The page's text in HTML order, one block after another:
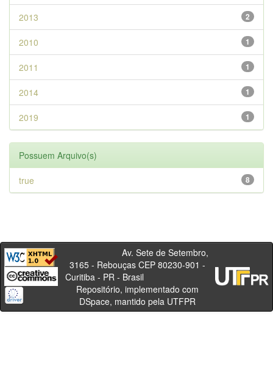
2
2013
1
2010
1
2011
1
2014
1
2019
Possuem Arquivo(s)
8
true
Av. Sete de Setembro,
3165 - Rebouças CEP 80230-901 -
Curitiba - PR - Brasil
Repositório, implementado com
DSpace, mantido pela UTFPR